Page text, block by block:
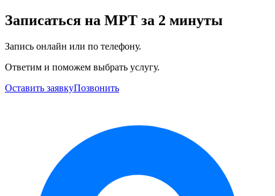
Записаться на МРТ за 2 минуты
Запись онлайн или по телефону.
Ответим и поможем выбрать услугу.
Оставить заявкуПозвонить